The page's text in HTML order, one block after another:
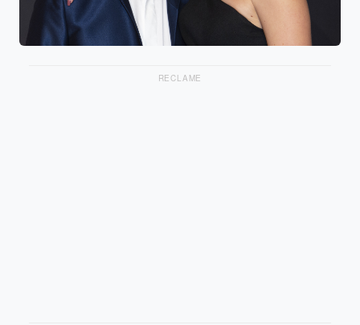
RECLAME